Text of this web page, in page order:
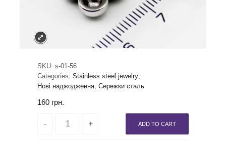
SKU: s-01-56
Categories: Stainless steel jewelry,
Нові наджодження, Сережки сталь
160 грн.
ADD TO CART